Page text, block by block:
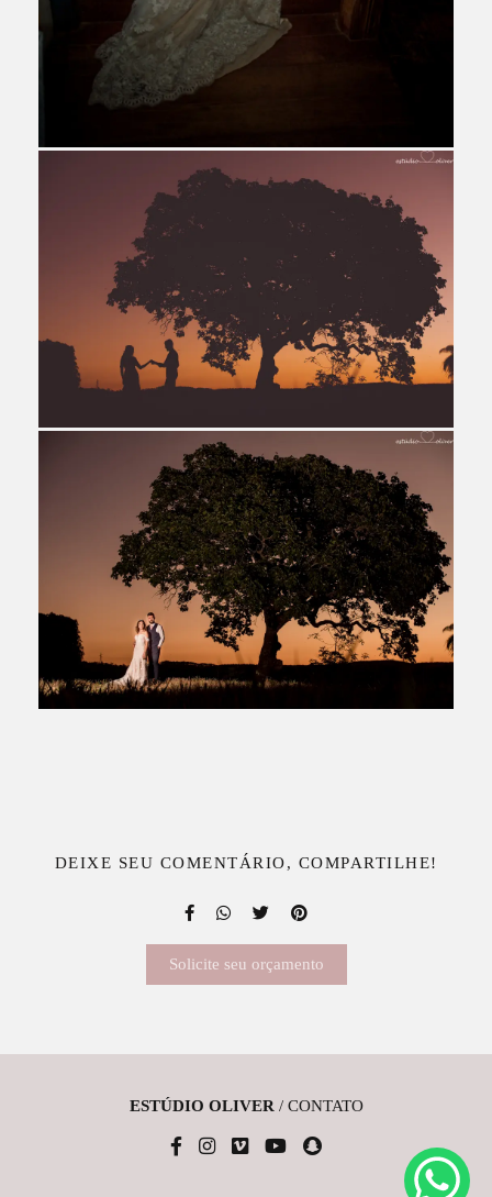
DEIXE SEU COMENTÁRIO, COMPARTILHE!
Solicite seu orçamento
ESTÚDIO OLIVER / CONTATO